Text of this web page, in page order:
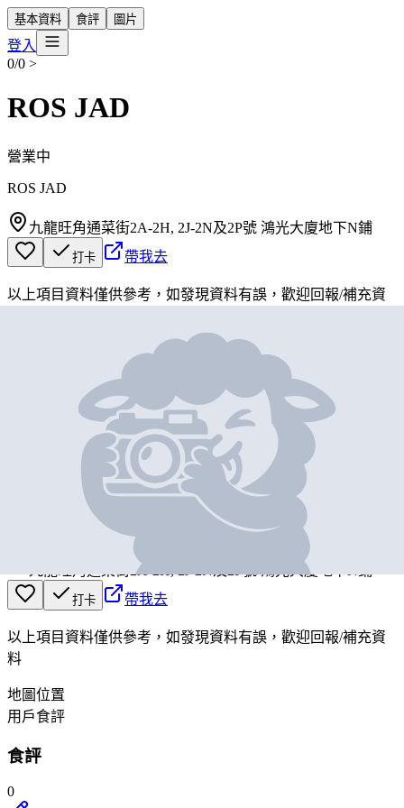
基本資料 食評 圖片
登入
0/0 >
ROS JAD
營業中
ROS JAD
九龍旺角通菜街2A-2H, 2J-2N及2P號 鴻光大廈地下N鋪
打卡 帶我去
以上項目資料僅供參考，如發現資料有誤，歡迎回報/補充資
ROS JAD
九龍旺角通菜街2A-2H, 2J-2N及2P號 鴻光大廈地下N鋪
打卡 帶我去
以上項目資料僅供參考，如發現資料有誤，歡迎回報/補充資
料
地圖位置
用戶食評
食評
0